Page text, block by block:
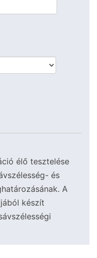
élő tesztelése
és
A
készít